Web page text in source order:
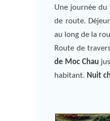
Une journée du
de route.
au long de la
Route de
de Moc Chau
habitant. Nuit